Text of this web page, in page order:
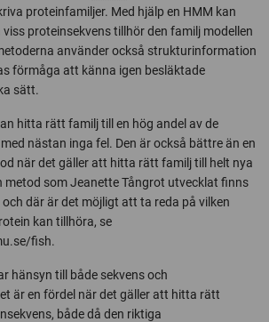
proteinfamiljer. Med hjälp en HMM kan
proteinsekvens tillhör den familj modellen
använder också strukturinformation
förmåga att känna igen besläktade
sätt.
hitta rätt familj till en hög andel av de
nästan inga fel. Den är också bättre än en
när det gäller att hitta rätt familj till helt nya
metod som Jeanette Tångrot utvecklat finns
där är det möjligt att ta reda på vilken
kan tillhöra, se
fish.
hänsyn till både sekvens och
är en fördel när det gäller att hitta rätt
både då den riktiga